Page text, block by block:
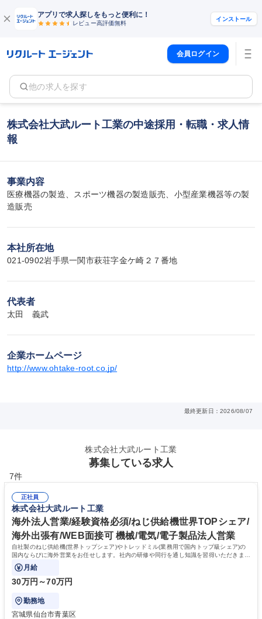
アプリで求人探しをもっと便利に！
レビュー高評価無料
インストール
会員ログイン
他の求人を探す
株式会社大武ルート工業の中途採用・転職・求人情
報
事業内容
医療機器の製造、スポーツ機器の製造販売、小型産業機器等の製
造販売
本社所在地
021-0902岩手県一関市萩荘字金ケ崎２７番地
代表者
太田　義武
企業ホームページ
http://www.ohtake-root.co.jp/
最終更新日：2026/08/07
株式会社大武ルート工業
募集している求人
7件
正社員
株式会社大武ルート工業
海外法人営業/経験資格必須/ねじ供給機世界TOPシェア/
海外出張有/WEB面接可 機械/電気/電子製品法人営業
自社製のねじ供給機(世界トップシェア)やトレッドミル(業務用で国内トップ級シェア)の
国内ならびに海外営業をお任せします。社内の研修や同行を通し知識を習得いただきま
す。
月給
30万円～70万円
勤務地
宮城県仙台市青葉区